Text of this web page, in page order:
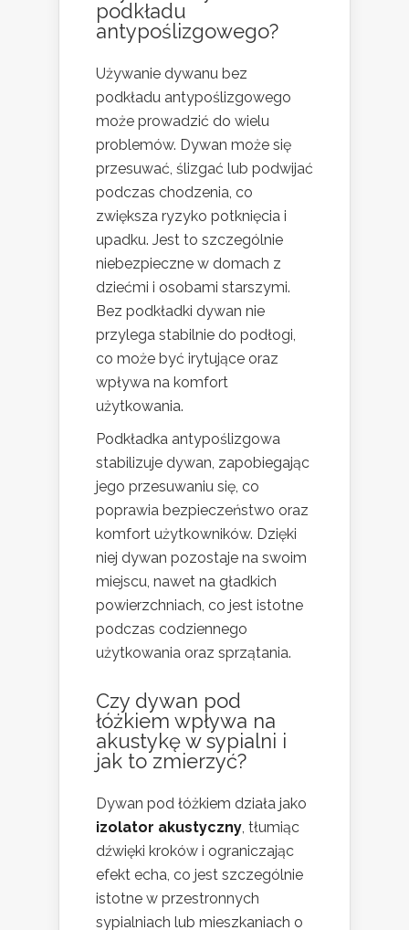
podkładu
antypoślizgowego?
Używanie dywanu bez
podkładu antypoślizgowego
może prowadzić do wielu
problemów. Dywan może się
przesuwać, ślizgać lub podwijać
podczas chodzenia, co
zwiększa ryzyko potknięcia i
upadku. Jest to szczególnie
niebezpieczne w domach z
dziećmi i osobami starszymi.
Bez podkładki dywan nie
przylega stabilnie do podłogi,
co może być irytujące oraz
wpływa na komfort
użytkowania.
Podkładka antypoślizgowa
stabilizuje dywan, zapobiegając
jego przesuwaniu się, co
poprawia bezpieczeństwo oraz
komfort użytkowników. Dzięki
niej dywan pozostaje na swoim
miejscu, nawet na gładkich
powierzchniach, co jest istotne
podczas codziennego
użytkowania oraz sprzątania.
Czy dywan pod
łóżkiem wpływa na
akustykę w sypialni i
jak to zmierzyć?
Dywan pod łóżkiem działa jako
izolator akustyczny, tłumiąc
dźwięki kroków i ograniczając
efekt echa, co jest szczególnie
istotne w przestronnych
sypialniach lub mieszkaniach o